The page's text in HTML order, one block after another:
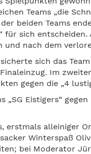
Teams „die
beiden Teams
für sich
nach dem
sich das
Im
gegen die „4
„SG Eistigers“
erstmals alleiniger
Winterspaß
bei Moderator